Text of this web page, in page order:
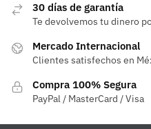
30 días de garantía
Te devolvemos tu dinero
Mercado Internacional
Clientes satisfechos en
Compra 100% Segura
PayPal / MasterCard / Visa